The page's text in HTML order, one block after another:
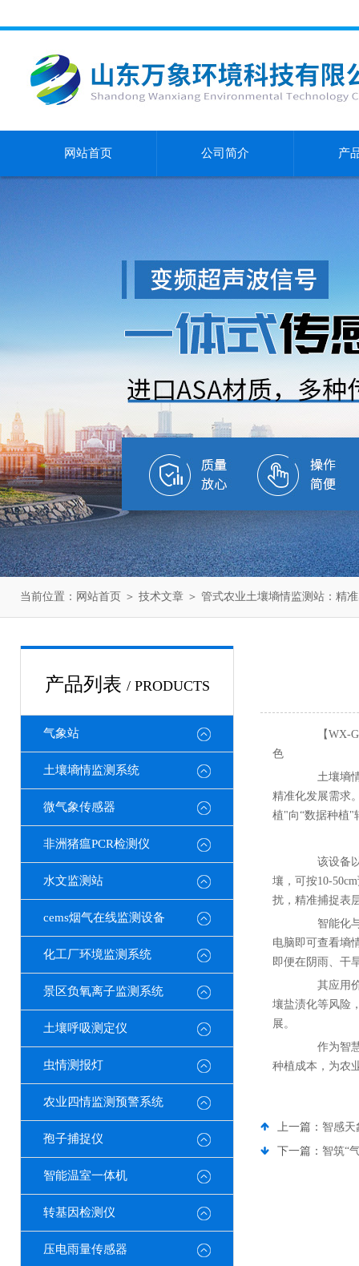
网站首页 公司简介 产
当前位置： 网站首页 ＞ 技术文章 ＞ 管式农业土壤墒情监测站：精
产品列表 / PRODUCTS
气象站
土壤墒情监测系统
微气象传感器
非洲猪瘟PCR检测仪
水文监测站
cems烟气在线监测设备
化工厂环境监测系统
景区负氧离子监测系统
土壤呼吸测定仪
虫情测报灯
农业四情监测预警系统
孢子捕捉仪
智能温室一体机
转基因检测仪
压电雨量传感器
【WX-
色
土壤墒情
精准化发展需求
植"向“数据种植"
该设备以
壤，可按10-
扰，精准捕捉表
智能化与
电脑即可查看墒
即便在阴雨、干
其应用价
壤盐渍化等风险
展。
作为智慧
种植成本，为农
上一篇： 智感
下一篇： 智筑“